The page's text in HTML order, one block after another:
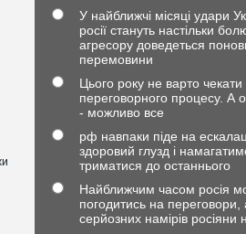
У найближчі місяці удари
росії стануть настільки
агресору доведеться
перемовини
Цього року не варто
переговорного процесу. А
- можливо все
рф навпаки піде на
здоровий глузд і
триматися до останнього
Найближчим часом росія
погодитись на переговори,
серйозних намірів росіяни